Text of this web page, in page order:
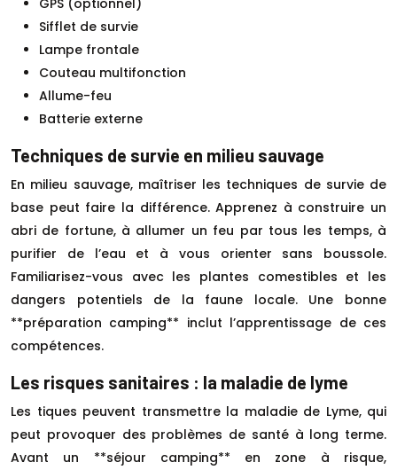
Sifflet de survie
Lampe frontale
Couteau multifonction
Allume-feu
Batterie externe
Techniques de survie en milieu sauvage
En milieu sauvage, maîtriser les techniques de survie de
base peut faire la différence. Apprenez à construire un
abri de fortune, à allumer un feu par tous les temps, à
purifier de l’eau et à vous orienter sans boussole.
Familiarisez-vous avec les plantes comestibles et les
dangers potentiels de la faune locale. Une bonne
**préparation camping** inclut l’apprentissage de ces
compétences.
Les risques sanitaires : la maladie de lyme
Les tiques peuvent transmettre la maladie de Lyme, qui
peut provoquer des problèmes de santé à long terme.
Avant un **séjour camping** en zone à risque,